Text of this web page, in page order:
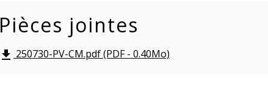
Pièces jointes
file_download 250730-PV-CM.pdf (PDF - 0.40Mo)